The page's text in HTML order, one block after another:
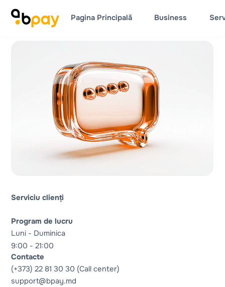
Pagina Principală Business
Serviciu clienți
Program de lucru
Luni - Duminica
9:00 - 21:00
Contacte
(+373) 22 81 30 30 (Call center)
support@bpay.md